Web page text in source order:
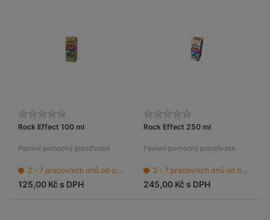
Rock Effect 100 ml
Pasivní pomocný prostředek
2 - 7 pracovních dnů od objednání
125,00 Kč s DPH
Rock Effect 250 ml
Pasivní pomocný prostředek
2 - 7 pracovních dnů od objednání
245,00 Kč s DPH